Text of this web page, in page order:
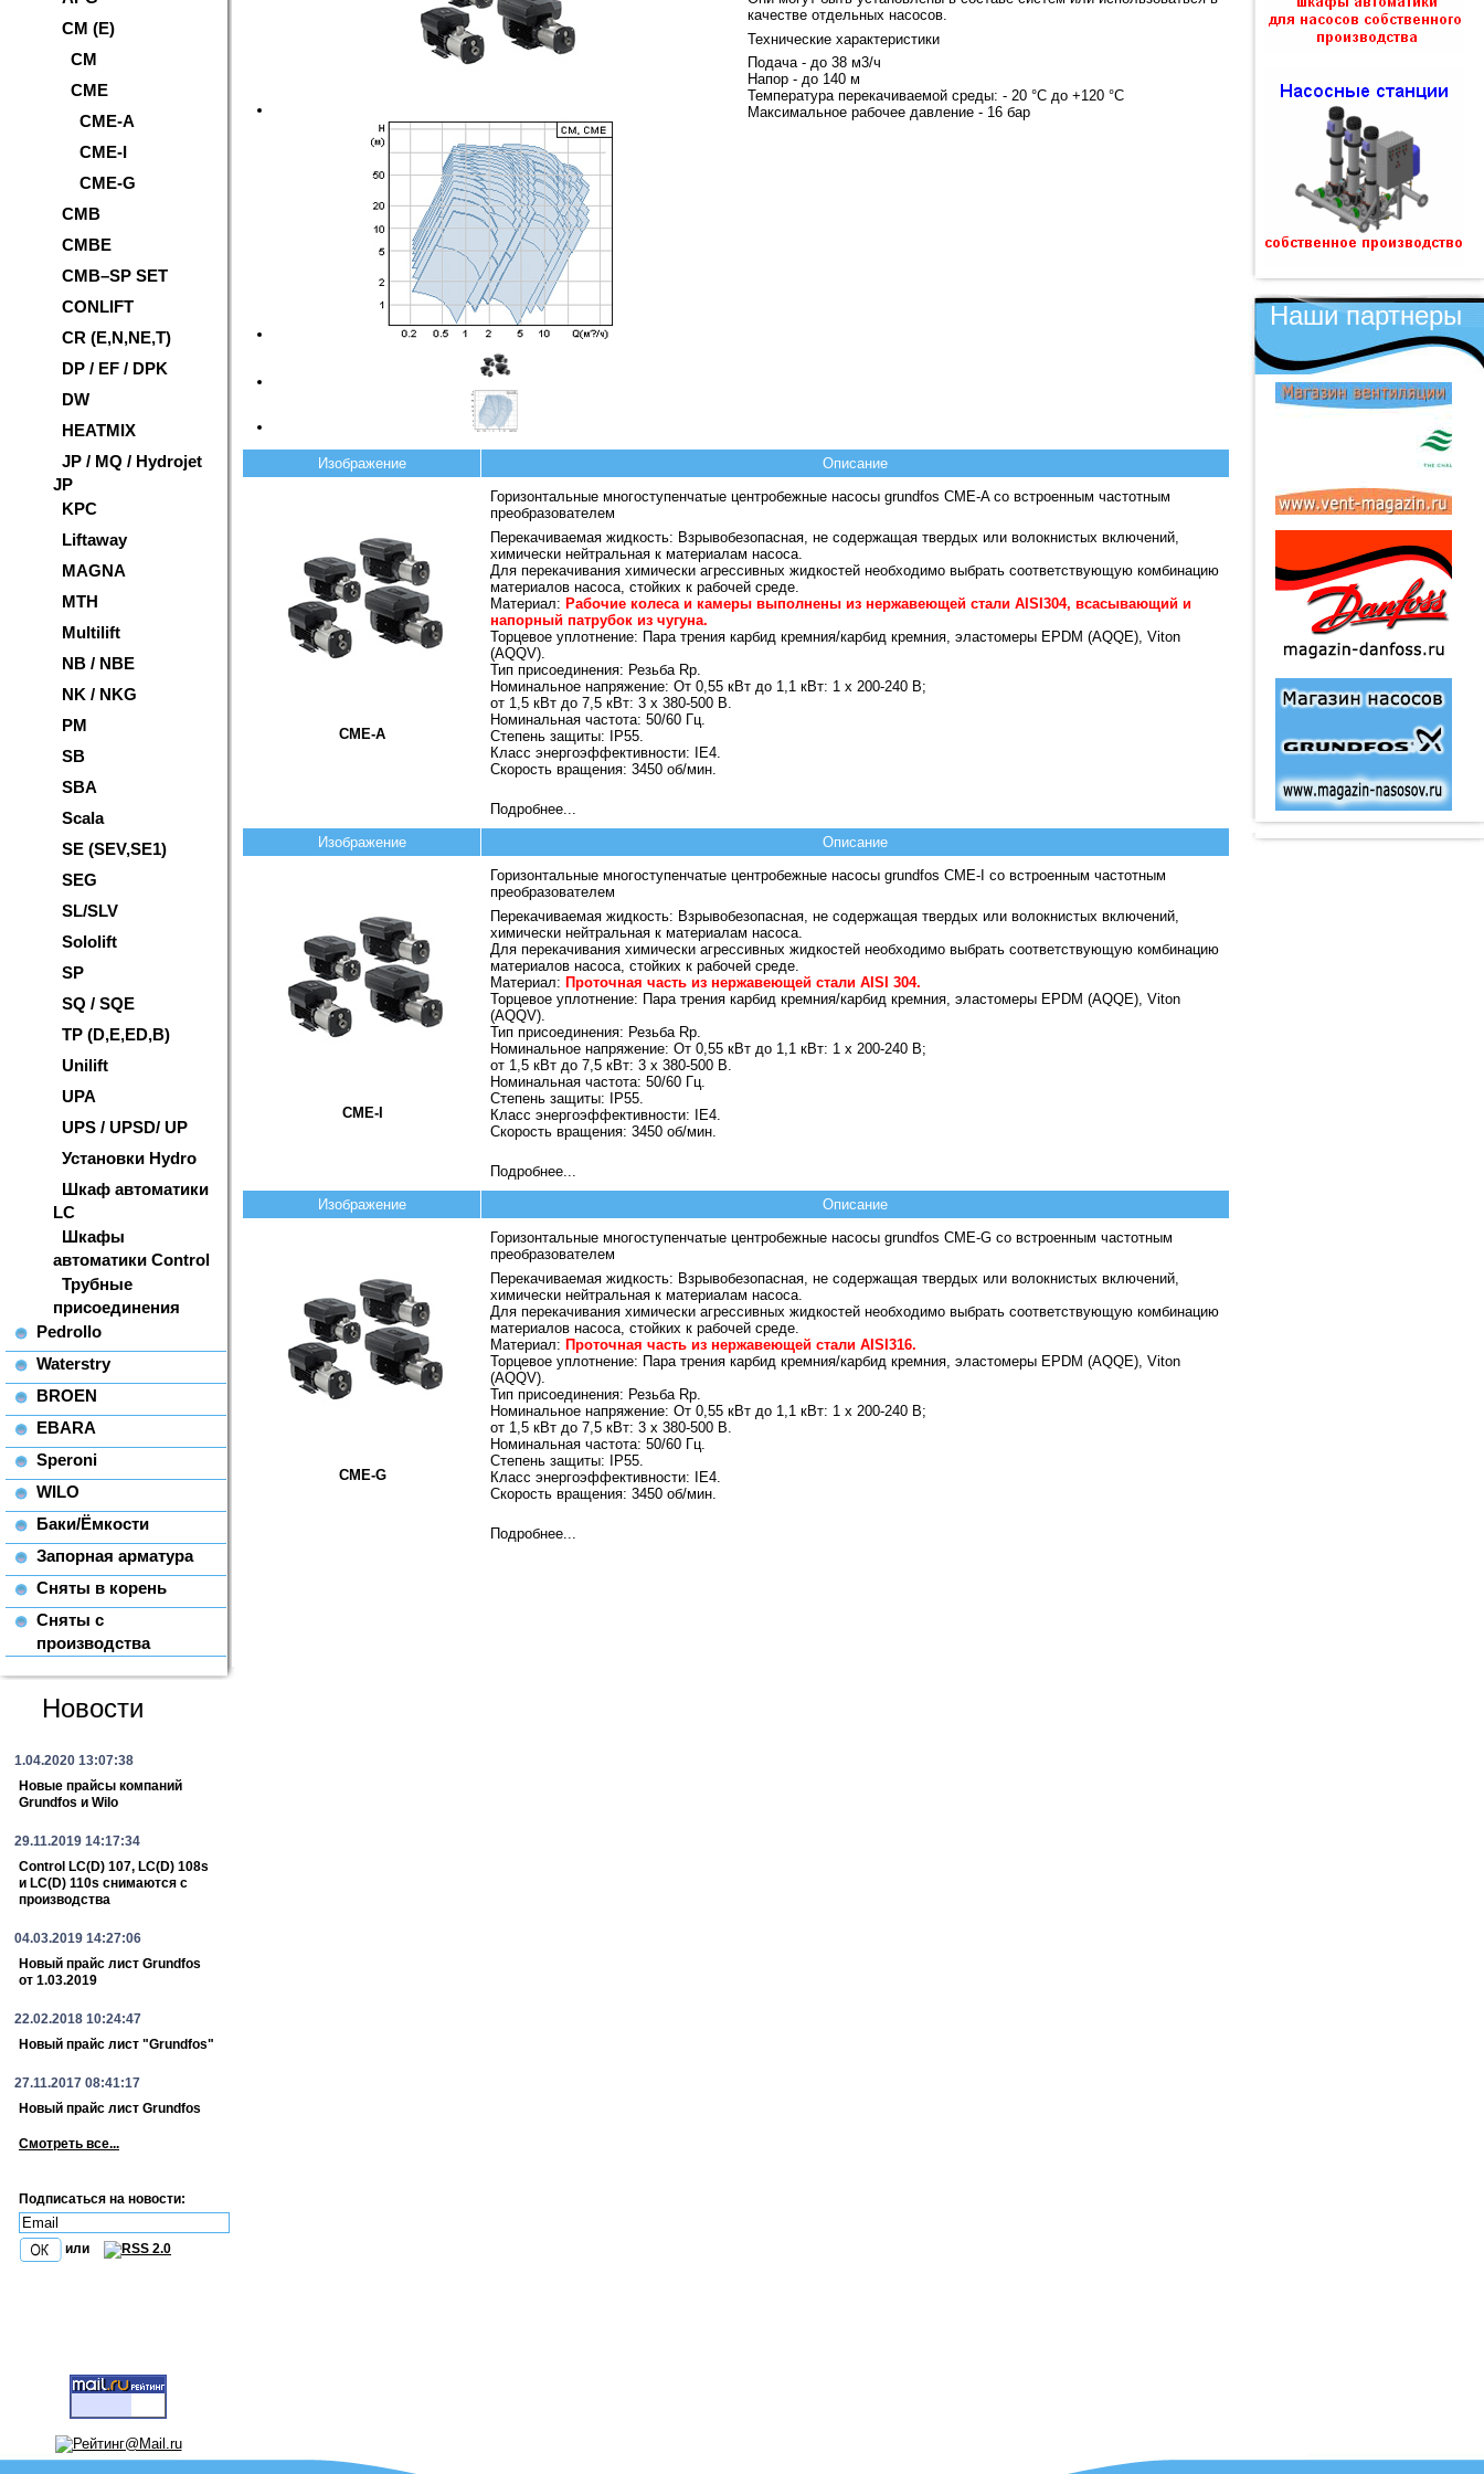
CM (E)
CM
CME
CME-A
CME-I
CME-G
CMB
CMBE
CMB–SP SET
CONLIFT
CR (E,N,NE,T)
DP / EF / DPK
DW
HEATMIX
JP / MQ / Hydrojet
JP
KPC
Liftaway
MAGNA
MTH
Multilift
NB / NBE
NK / NKG
PM
SB
SBA
Scala
SE (SEV,SE1)
SEG
SL/SLV
Sololift
SP
SQ / SQE
TP (D,E,ED,B)
Unilift
UPA
UPS / UPSD/ UP
Установки Hydro
Шкаф автоматики
LC
Шкафы
автоматики Control
Трубные
присоединения
Pedrollo
Waterstry
BROEN
EBARA
Speroni
WILO
Баки/Ёмкости
Запорная арматура
Сняты в корень
Сняты с
производства
Новости
1.04.2020 13:07:38
Новые прайсы компаний
Grundfos и Wilo
29.11.2019 14:17:34
Control LC(D) 107, LC(D) 108s
и LC(D) 110s снимаются с
производства
04.03.2019 14:27:06
Новый прайс лист Grundfos
от 1.03.2019
22.02.2018 10:24:47
Новый прайс лист "Grundfos"
27.11.2017 08:41:17
Новый прайс лист Grundfos
Смотреть все...
Подписаться на новости:
или
Наши партнеры
качестве отдельных насосов.
Технические характеристики
Подача - до 38 м3/ч
Напор - до 140 м
Температура перекачиваемой среды: - 20 °C до +120 °C
Максимальное рабочее давление - 16 бар
Изображение Описание
CME-A
Горизонтальные многоступенчатые центробежные насосы grundfos CME-A со встроенным частотным
преобразователем
Перекачиваемая жидкость: Взрывобезопасная, не содержащая твердых или волокнистых включений,
химически нейтральная к материалам насоса.
Для перекачивания химически агрессивных жидкостей необходимо выбрать соответствующую комбинацию
материалов насоса, стойких к рабочей среде.
Материал: Рабочие колеса и камеры выполнены из нержавеющей стали AISI304, всасывающий и
напорный патрубок из чугуна.
Торцевое уплотнение: Пара трения карбид кремния/карбид кремния, эластомеры EPDM (AQQE), Viton
(AQQV).
Тип присоединения: Резьба Rp.
Номинальное напряжение: От 0,55 кВт до 1,1 кВт: 1 х 200-240 В;
от 1,5 кВт до 7,5 кВт: 3 х 380-500 В.
Номинальная частота: 50/60 Гц.
Степень защиты: IP55.
Класс энергоэффективности: IE4.
Скорость вращения: 3450 об/мин.
Подробнее...
Изображение
Описание
CME-I
Горизонтальные многоступенчатые центробежные насосы grundfos CME-I со встроенным частотным
преобразователем
Перекачиваемая жидкость: Взрывобезопасная, не содержащая твердых или волокнистых включений,
химически нейтральная к материалам насоса.
Для перекачивания химически агрессивных жидкостей необходимо выбрать соответствующую комбинацию
материалов насоса, стойких к рабочей среде.
Материал: Проточная часть из нержавеющей стали AISI 304.
Торцевое уплотнение: Пара трения карбид кремния/карбид кремния, эластомеры EPDM (AQQE), Viton
(AQQV).
Тип присоединения: Резьба Rp.
Номинальное напряжение: От 0,55 кВт до 1,1 кВт: 1 х 200-240 В;
от 1,5 кВт до 7,5 кВт: 3 х 380-500 В.
Номинальная частота: 50/60 Гц.
Степень защиты: IP55.
Класс энергоэффективности: IE4.
Скорость вращения: 3450 об/мин.
Подробнее...
Изображение
Описание
CME-G
Горизонтальные многоступенчатые центробежные насосы grundfos CME-G со встроенным частотным
преобразователем
Перекачиваемая жидкость: Взрывобезопасная, не содержащая твердых или волокнистых включений,
химически нейтральная к материалам насоса.
Для перекачивания химически агрессивных жидкостей необходимо выбрать соответствующую комбинацию
материалов насоса, стойких к рабочей среде.
Материал: Проточная часть из нержавеющей стали AISI316.
Торцевое уплотнение: Пара трения карбид кремния/карбид кремния, эластомеры EPDM (AQQE), Viton
(AQQV).
Тип присоединения: Резьба Rp.
Номинальное напряжение: От 0,55 кВт до 1,1 кВт: 1 х 200-240 В;
от 1,5 кВт до 7,5 кВт: 3 х 380-500 В.
Номинальная частота: 50/60 Гц.
Степень защиты: IP55.
Класс энергоэффективности: IE4.
Скорость вращения: 3450 об/мин.
Подробнее...